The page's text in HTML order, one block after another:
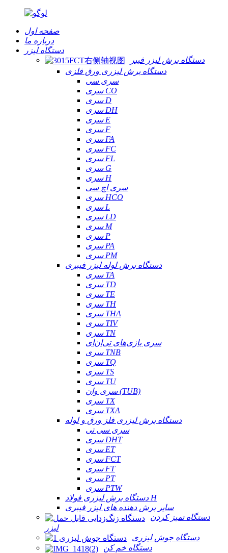
صفحه اول
درباره ما
دستگاه لیزر
دستگاه برش لیزر فیبر
دستگاه برش لیزری ورق فلزی
سری سی
سری CO
سری D
سری DH
سری E
سری F
سری FA
سری FC
سری FL
سری G
سری H
سری اچ سی
سری HCO
سری L
سری LD
سری M
سری P
سری PA
سری PM
دستگاه برش لوله لیزر فیبری
سری TA
سری TD
سری TE
سری TH
سری THA
سری TIV
سری TN
سری بازی‌های تی‌ان‌ای
سری TNB
سری TQ
سری TS
سری TU
سری وان (TUB)
سری TX
سری TXA
دستگاه برش لیزری فلز ورق و لوله
سری سی تی
سری DHT
سری ET
سری FCT
سری FT
سری PT
سری PTW
دستگاه برش لیزری فولاد H
سایر برش دهنده های لیزر فیبری
دستگاه تمیز کردن
لیزر
دستگاه جوش لیزری
دستگاه خم کن